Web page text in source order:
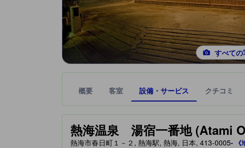
すべての
概要 客室 設備・サービス クチコミ
熱海温泉 湯宿一番地 (Atami
tooltip
星評価は、提携サイトから受け取った情報であり、宿泊
熱海市春日町１－２, 熱海駅, 熱海, 日本, 413-0005- 《